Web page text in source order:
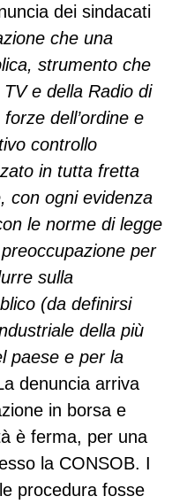
dei sindacati
che una
strumento che
e della Radio di
dell’ordine e
controllo
in tutta fretta
con ogni evidenza
le norme di legge
per
sulla
(da definirsi
della più
paese e per la
denuncia arriva
in borsa e
è ferma, per una
la CONSOB. I
procedura fosse